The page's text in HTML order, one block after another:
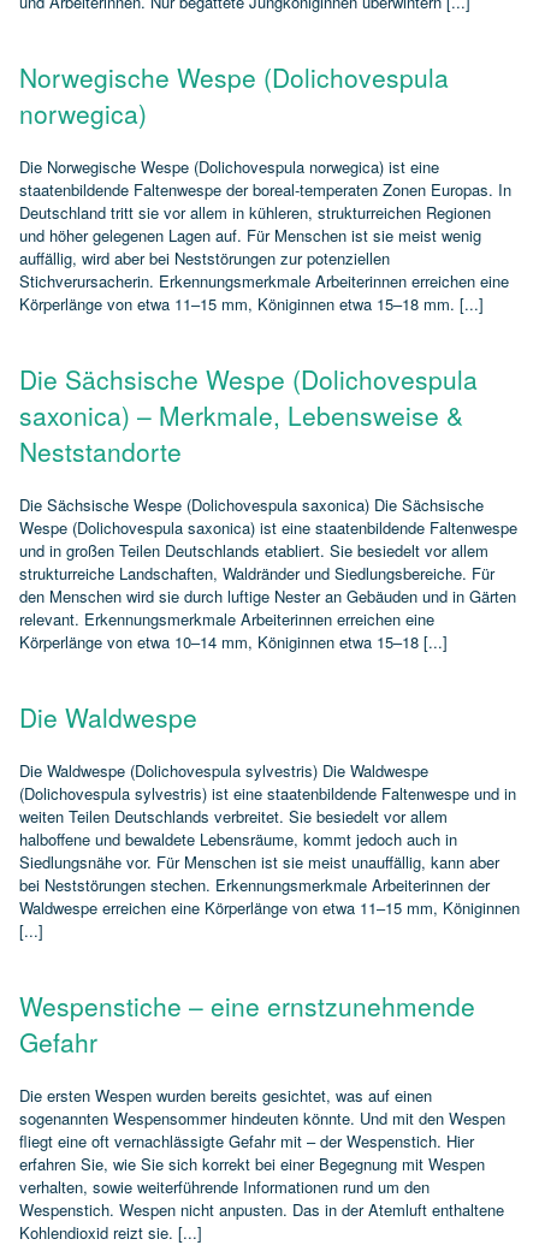
Norwegische Wespe (Dolichovespula
norwegica)
Die Norwegische Wespe (Dolichovespula norwegica) ist eine
staatenbildende Faltenwespe der boreal‑temperaten Zonen Europas. In
Deutschland tritt sie vor allem in kühleren, strukturreichen Regionen
und höher gelegenen Lagen auf. Für Menschen ist sie meist wenig
auffällig, wird aber bei Neststörungen zur potenziellen
Stichverursacherin. Erkennungsmerkmale Arbeiterinnen erreichen eine
Körperlänge von etwa 11–15 mm, Königinnen etwa 15–18 mm. [...]
Die Sächsische Wespe (Dolichovespula
saxonica) – Merkmale, Lebensweise &
Neststandorte
Die Sächsische Wespe (Dolichovespula saxonica) Die Sächsische
Wespe (Dolichovespula saxonica) ist eine staatenbildende Faltenwespe
und in großen Teilen Deutschlands etabliert. Sie besiedelt vor allem
strukturreiche Landschaften, Waldränder und Siedlungsbereiche. Für
den Menschen wird sie durch luftige Nester an Gebäuden und in Gärten
relevant. Erkennungsmerkmale Arbeiterinnen erreichen eine
Körperlänge von etwa 10–14 mm, Königinnen etwa 15–18 [...]
Die Waldwespe
Die Waldwespe (Dolichovespula sylvestris) Die Waldwespe
(Dolichovespula sylvestris) ist eine staatenbildende Faltenwespe und in
weiten Teilen Deutschlands verbreitet. Sie besiedelt vor allem
halboffene und bewaldete Lebensräume, kommt jedoch auch in
Siedlungsnähe vor. Für Menschen ist sie meist unauffällig, kann aber
bei Neststörungen stechen. Erkennungsmerkmale Arbeiterinnen der
Waldwespe erreichen eine Körperlänge von etwa 11–15 mm, Königinnen
[...]
Wespenstiche – eine ernstzunehmende
Gefahr
Die ersten Wespen wurden bereits gesichtet, was auf einen
sogenannten Wespensommer hindeuten könnte. Und mit den Wespen
fliegt eine oft vernachlässigte Gefahr mit – der Wespenstich. Hier
erfahren Sie, wie Sie sich korrekt bei einer Begegnung mit Wespen
verhalten, sowie weiterführende Informationen rund um den
Wespenstich. Wespen nicht anpusten. Das in der Atemluft enthaltene
Kohlendioxid reizt sie. [...]